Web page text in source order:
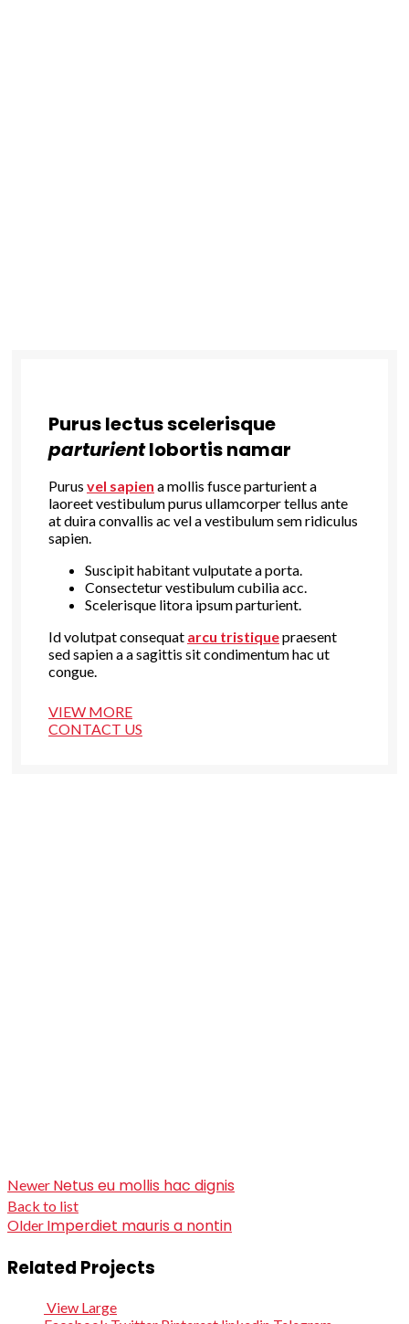
Purus lectus scelerisque
parturientlobortis namar
Purus vel sapien a mollis fusce parturient a
laoreet vestibulum purus ullamcorper tellus ante
at duira convallis ac vel a vestibulum sem ridiculus
sapien.
Suscipit habitant vulputate a porta.
Consectetur vestibulum cubilia acc.
Scelerisque litora ipsum parturient.
Id volutpat consequat arcu tristiquepraesent
sed sapien a a sagittis sit condimentum hac ut
congue.
VIEW MORE
CONTACT US
Newer Netus eu mollis hac dignis
Back to list
Older Imperdiet mauris a nontin
Related Projects
View Large